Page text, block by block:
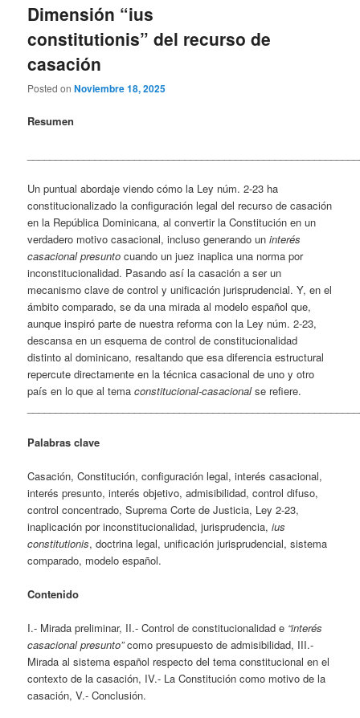
Dimensión “ius
constitutionis” del recurso de
casación
Posted onNoviembre 18, 2025
Resumen
Un puntual abordaje viendo cómo la Ley núm. 2-23 ha
constitucionalizado la configuración legal del recurso de casación
en la República Dominicana, al convertir la Constitución en un
verdadero motivo casacional, incluso generando uninterés
casacional presunto cuando un juez inaplica una norma por
inconstitucionalidad. Pasando así la casación a ser un
mecanismo clave de control y unificación jurisprudencial. Y, en el
ámbito comparado, se da una mirada al modelo español que,
aunque inspiró parte de nuestra reforma con la Ley núm. 2-23,
descansa en un esquema de control de constitucionalidad
distinto al dominicano, resaltando que esa diferencia estructural
repercute directamente en la técnica casacional de uno y otro
país en lo que al temaconstitucional-casacionalse refiere.
Palabras clave
Casación, Constitución, configuración legal, interés casacional,
interés presunto, interés objetivo, admisibilidad, control difuso,
control concentrado, Suprema Corte de Justicia, Ley 2-23,
inaplicación por inconstitucionalidad, jurisprudencia,ius
constitutionis, doctrina legal, unificación jurisprudencial, sistema
comparado, modelo español.
Contenido
I.- Mirada preliminar, II.- Control de constitucionalidad e “interés
casacional presunto”como presupuesto de admisibilidad, III.-
Mirada al sistema español respecto del tema constitucional en el
contexto de la casación, IV.- La Constitución como motivo de la
casación, V.- Conclusión.